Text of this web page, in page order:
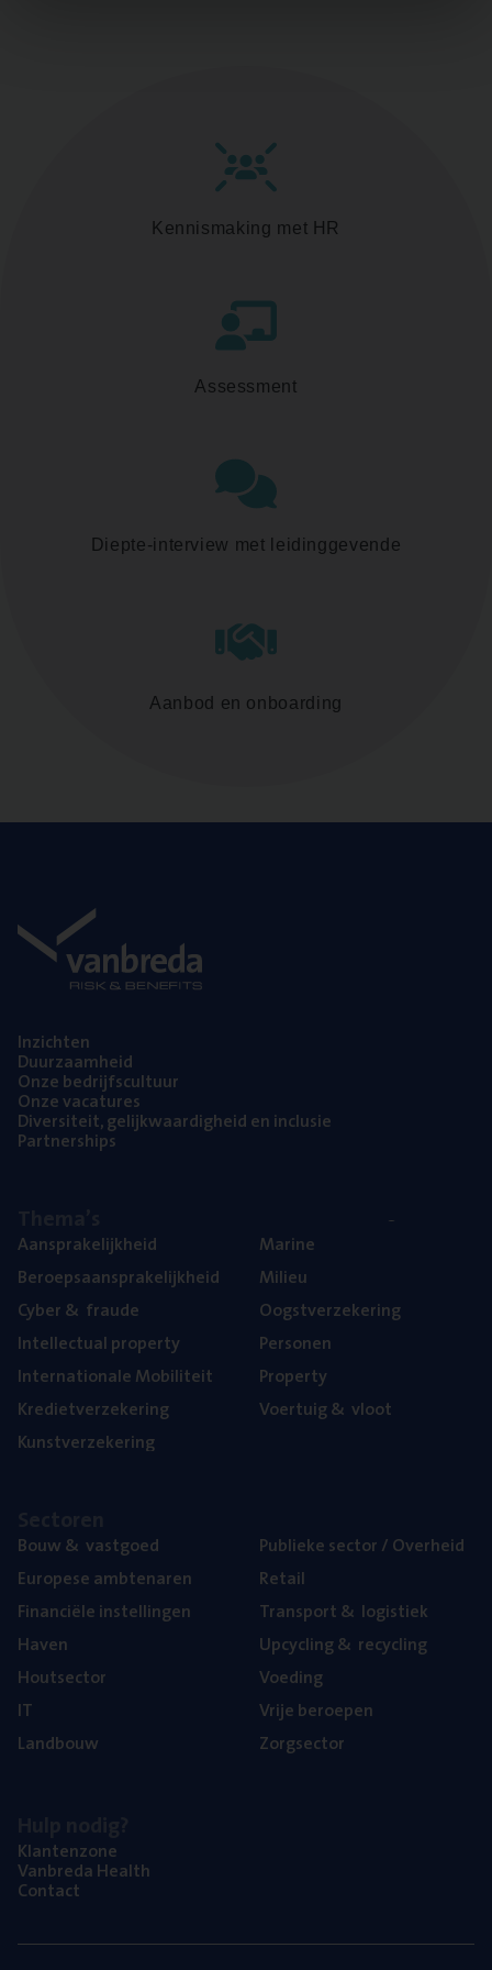
Kennismaking met HR
Assessment
Diepte-interview met leidinggevende
Aanbod en onboarding
Inzich­ten
Duur­zaam­heid
Onze bedrijfs­cul­tuur
Onze vaca­tu­res
Diver­si­teit, gelijk­waar­dig­heid en inclusie
Part­ner­ships
Aan­spra­ke­lijk­heid
Beroeps­aan­spra­ke­lijk­heid
Cyber& fraude
Intel­lec­tu­al property
Inter­na­ti­o­na­le Mobiliteit
Kre­diet­ver­ze­ke­ring
Kunst­ver­ze­ke­ring
Mari­ne
Mili­eu
Oogst­ver­ze­ke­ring
Per­so­nen
Pro­per­ty
Voer­tuig& vloot
Bouw& vastgoed
Euro­pe­se ambtenaren
Finan­ci­ë­le instellingen
Haven
Hout­sec­tor
IT
Land­bouw
Publie­ke sec­tor / Overheid
Retail
Trans­port& logistiek
Upcy­cling& recycling
Voe­ding
Vrije beroe­pen
Zorg­sec­tor
Klan­ten­zo­ne
Van­b­re­da Health
Con­tact